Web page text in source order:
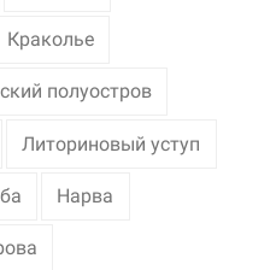
Краколье
полуостров
Литориновый уступ
Нарва